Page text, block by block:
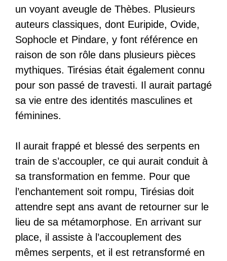
un voyant aveugle de Thèbes. Plusieurs
auteurs classiques, dont Euripide, Ovide,
Sophocle et Pindare, y font référence en
raison de son rôle dans plusieurs pièces
mythiques. Tirésias était également connu
pour son passé de travesti. Il aurait partagé
sa vie entre des identités masculines et
féminines.
Il aurait frappé et blessé des serpents en
train de s’accoupler, ce qui aurait conduit à
sa transformation en femme. Pour que
l’enchantement soit rompu, Tirésias doit
attendre sept ans avant de retourner sur le
lieu de sa métamorphose. En arrivant sur
place, il assiste à l’accouplement des
mêmes serpents, et il est retransformé en